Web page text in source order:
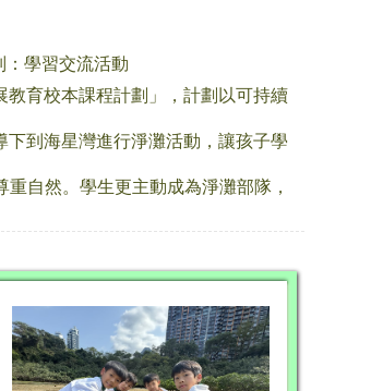
：學習交流活動
教育校本課程計劃」，計劃以可持續
到海星灣進行淨灘活動，讓孩子學
自然。學生更主動成為淨灘部隊，